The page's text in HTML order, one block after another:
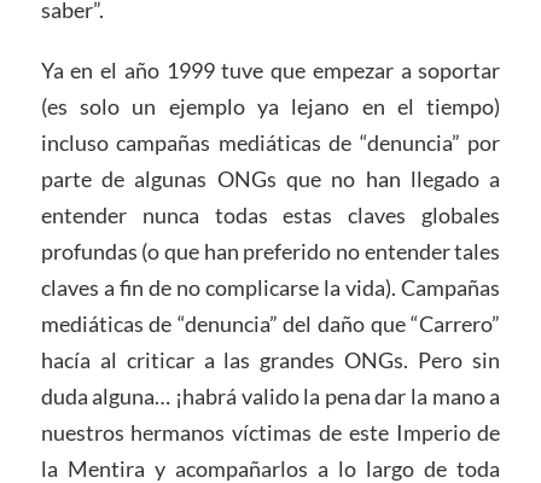
saber”.
Ya en el año 1999 tuve que empezar a soportar
(es solo un ejemplo ya lejano en el tiempo)
incluso campañas mediáticas de “denuncia” por
parte de algunas ONGs que no han llegado a
entender nunca todas estas claves globales
profundas (o que han preferido no entender tales
claves a fin de no complicarse la vida). Campañas
mediáticas de “denuncia” del daño que “Carrero”
hacía al criticar a las grandes ONGs. Pero sin
duda alguna… ¡habrá valido la pena dar la mano a
nuestros hermanos víctimas de este Imperio de
la Mentira y acompañarlos a lo largo de toda